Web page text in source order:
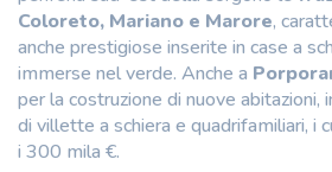
Coloreto, Mariano e Marore,
anche prestigiose inserite in case a
immerse nel verde. Anche a
per la costruzione di nuove
di villette a schiera e quadrifamiliari, i
i 300 mila €.